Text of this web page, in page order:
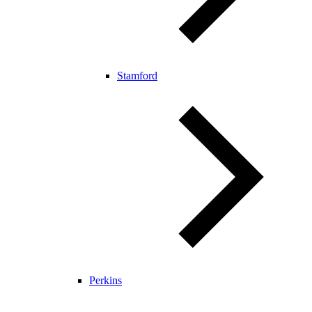
Stamford
Perkins